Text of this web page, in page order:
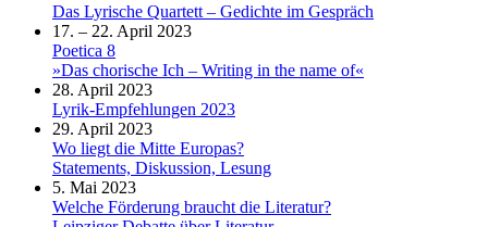
Das Lyrische Quartett – Gedichte im Gespräch
17. – 22. April 2023
Poetica 8
»Das chorische Ich – Writing in the name of«
28. April 2023
Lyrik-Empfehlungen 2023
29. April 2023
Wo liegt die Mitte Europas?
Statements, Diskussion, Lesung
5. Mai 2023
Welche Förderung braucht die Literatur?